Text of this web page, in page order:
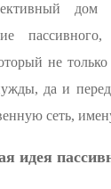
дом
не
да и
сеть,
идея